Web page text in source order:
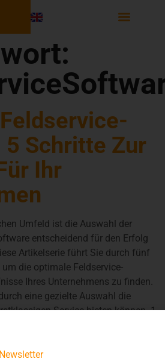
Schritte Zur
Ihr
Umfeld ist die Auswahl der
entscheidend für den Erfolg
Artikelserie führt Sie durch fünf
die optimale Feldservice-
Ihres Unternehmens zu finden.
eine gezielte Auswahl die
Service bieten können. 1.
[…]